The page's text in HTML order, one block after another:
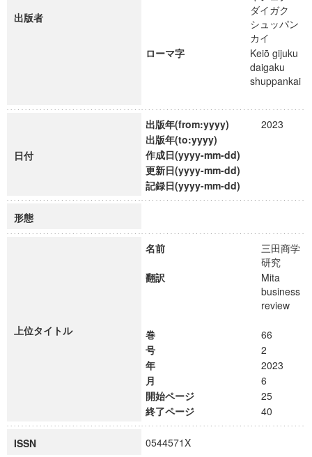
出版者
ダイガク
シュッパン
カイ
ローマ字
Keiō gijuku
daigaku
shuppankai
日付
出版年(from:yyyy)
2023
出版年(to:yyyy)
作成日(yyyy-mm-dd)
更新日(yyyy-mm-dd)
記録日(yyyy-mm-dd)
形態
上位タイトル
名前
三田商学
研究
翻訳
Mita
business
review
巻
66
号
2
年
2023
月
6
開始ページ
25
終了ページ
40
ISSN 0544571X